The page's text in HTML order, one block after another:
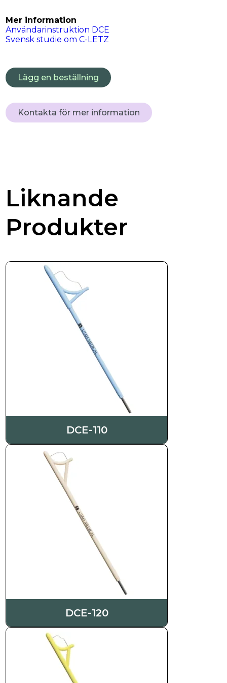
Mer information
Användarinstruktion DCE
Svensk studie om C-LETZ
Lägg en beställning
Kontakta för mer information
Liknande
Produkter
DCE-110
DCE-120